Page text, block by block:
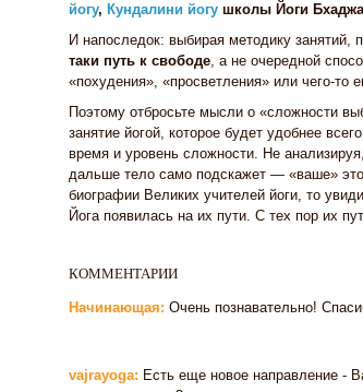
йогу, Кундалини йогу школы Йоги
И напоследок: выбирая методику занятий,
таки путь к свободе, а не очередной
«похудения», «просветления» или чего-то
Поэтому отбросьте мысли о «сложности
занятие йогой, которое будет удобнее
время и уровень сложности. Не
дальше тело само подскажет — «ваше»
биографии Великих учителей йоги, то
Йога появилась на их пути. С тех пор их
КОММЕНТАРИИ
Начинающая: Очень познавательно!
vajrayoga: Есть еще новое направление -